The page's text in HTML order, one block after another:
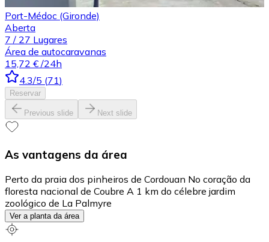
Port-Médoc (Gironde)
Aberta
7 / 27 Lugares
Área de autocaravanas
15,72 € /24h
4.3/5 (71)
Reservar
Previous slide Next slide
As vantagens da área
Perto da praia dos pinheiros de Cordouan No coração da
floresta nacional de Coubre A 1 km do célebre jardim
zoológico de La Palmyre
Ver a planta da área